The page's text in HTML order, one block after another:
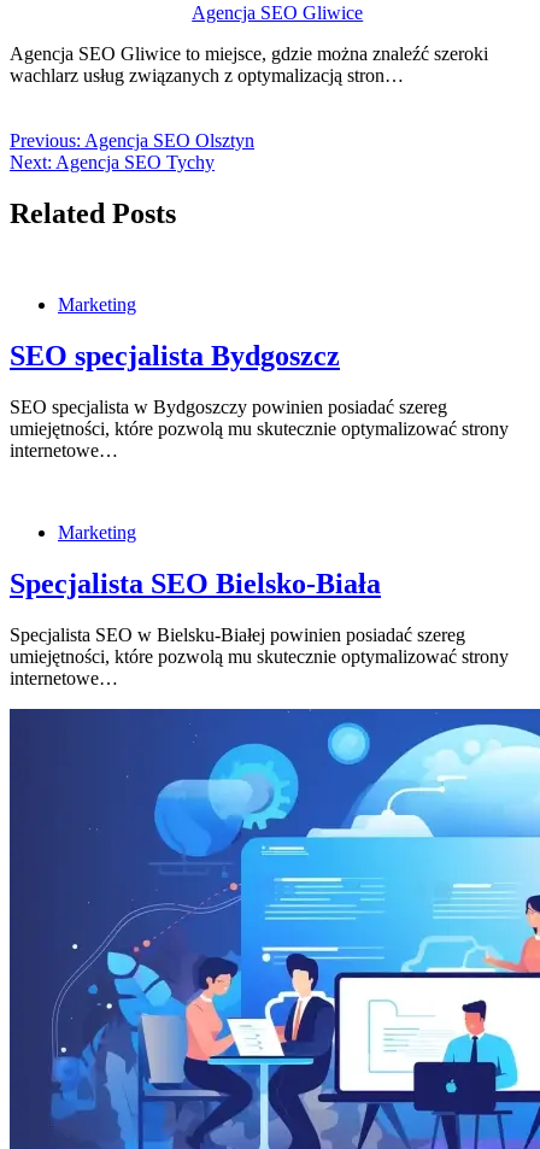
Agencja SEO Gliwice
Agencja SEO Gliwice to miejsce, gdzie można znaleźć szeroki
wachlarz usług związanych z optymalizacją stron…
Previous: Agencja SEO Olsztyn
Next: Agencja SEO Tychy
Related Posts
Marketing
SEO specjalista Bydgoszcz
SEO specjalista w Bydgoszczy powinien posiadać szereg
umiejętności, które pozwolą mu skutecznie optymalizować strony
internetowe…
Marketing
Specjalista SEO Bielsko-Biała
Specjalista SEO w Bielsku-Białej powinien posiadać szereg
umiejętności, które pozwolą mu skutecznie optymalizować strony
internetowe…